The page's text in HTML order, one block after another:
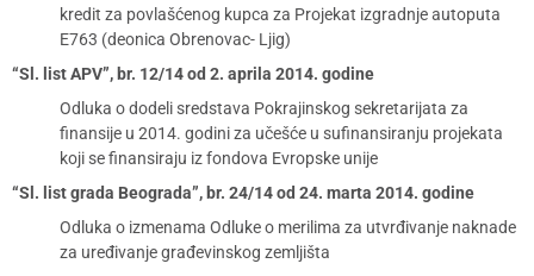
kredit za povlašćenog kupca za Projekat izgradnje autoputa
E763 (deonica Obrenovac- Ljig)
“Sl. list APV”, br. 12/14 od 2. aprila 2014. godine
Odluka o dodeli sredstava Pokrajinskog sekretarijata za
finansije u 2014. godini za učešće u sufinansiranju projekata
koji se finansiraju iz fondova Evropske unije
“Sl. list grada Beograda”, br. 24/14 od 24. marta 2014. godine
Odluka o izmenama Odluke o merilima za utvrđivanje naknade
za uređivanje građevinskog zemljišta